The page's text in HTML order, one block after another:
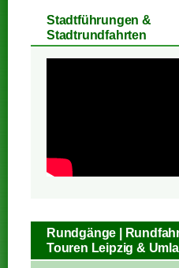
Stadtführungen &
Stadtrundfahrten
Rundgänge |
Touren Leipzig &